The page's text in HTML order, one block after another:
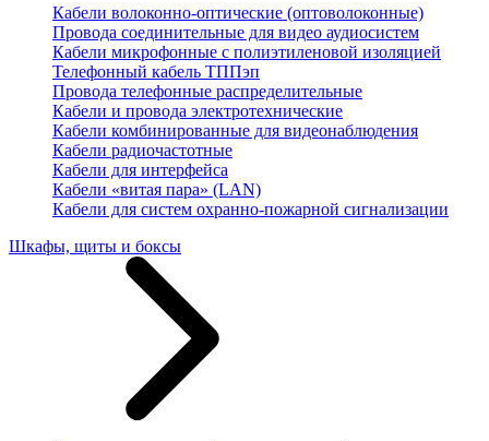
Кабели волоконно-оптические (оптоволоконные)
Провода соединительные для видео аудиосистем
Кабели микрофонные с полиэтиленовой изоляцией
Телефонный кабель ТППэп
Провода телефонные распределительные
Кабели и провода электротехнические
Кабели комбинированные для видеонаблюдения
Кабели радиочастотные
Кабели для интерфейса
Кабели «витая пара» (LAN)
Кабели для систем охранно-пожарной сигнализации
Шкафы, щиты и боксы